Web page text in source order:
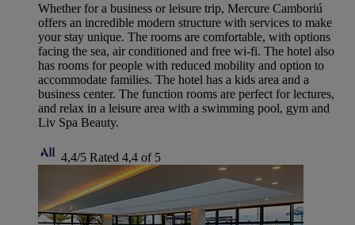
Whether for a business or leisure trip, Mercure Camboriú
offers an incredible modern structure with services to make
your stay unique. The rooms are comfortable, with options
facing the sea, air conditioned and free wi-fi. The hotel also
has rooms for people with reduced mobility and option to
accommodate families. The hotel has a kids area and a
business center. The function rooms are perfect for lectures,
and relax in a leisure area with a swimming pool, gym and
Liv Spa Beauty.
4,4/5 Rated 4,4 of 5